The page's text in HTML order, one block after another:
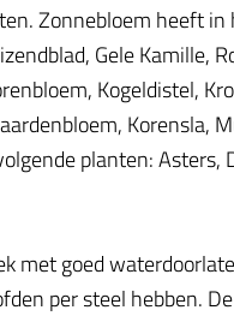
Zonnebloem heeft
Gele Kamille,
Kogeldistel,
Korensla,
planten:
met goed
per steel hebben.